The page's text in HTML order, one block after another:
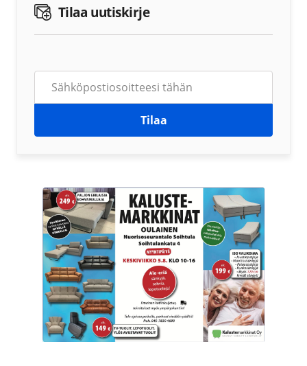
Tilaa uutiskirje
Tilaa